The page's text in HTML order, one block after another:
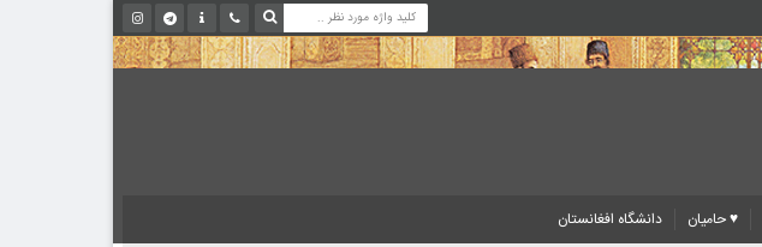
♥ حامیان
دانشگاه افغانستان